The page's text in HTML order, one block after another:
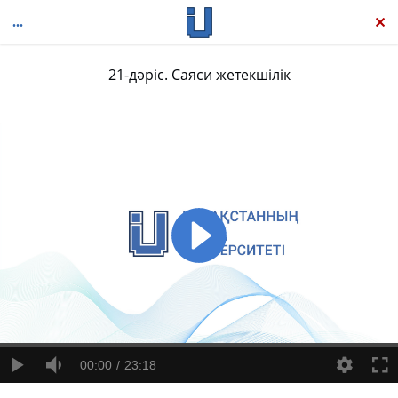
21-дәріс. Саяси жетекшілік
00:00 23:18